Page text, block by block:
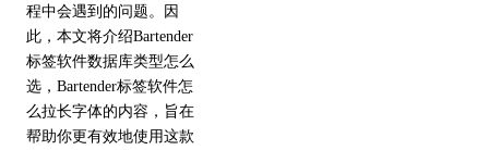
程中会遇到的问题。因
此，本文将介绍Bartender
标签软件数据库类型怎么
选，Bartender标签软件怎
么拉长字体的内容，旨在
帮助你更有效地使用这款